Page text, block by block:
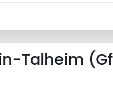
Talheim (Gf